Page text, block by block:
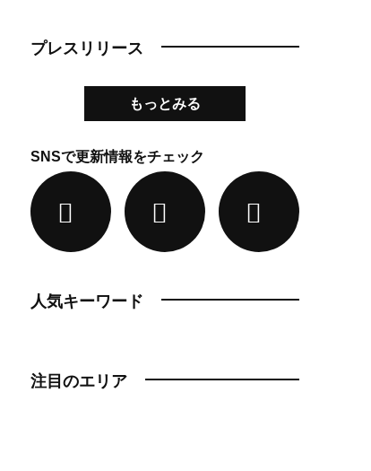
プレスリリース
もっとみる
SNSで更新情報をチェック
人気キーワード
注目のエリア